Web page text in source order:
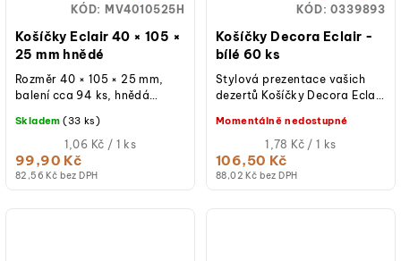
Košíčky Eclair 40 × 105 ×
25 mm hnědé
82,56 Kč bez DPH
99,90 Kč
Měrná
cena:
1,06 Kč / 1 ks
Skladem (33 ks)
Rozměr 40 × 105 × 25 mm,
balení cca 94 ks, hnědá
nepřilnavý papír, ideální...
KÓD: MV4010525H
Košíčky Decora Eclair -
bílé 60 ks
88,02 Kč bez DPH
106,50 Kč
Měrná
cena:
1,78 Kč / 1 ks
Momentálně nedostupné
Stylová prezentace vašich
dezertů Košíčky Decora Eclair
perfektní volbou pro pečení
KÓD:0339893